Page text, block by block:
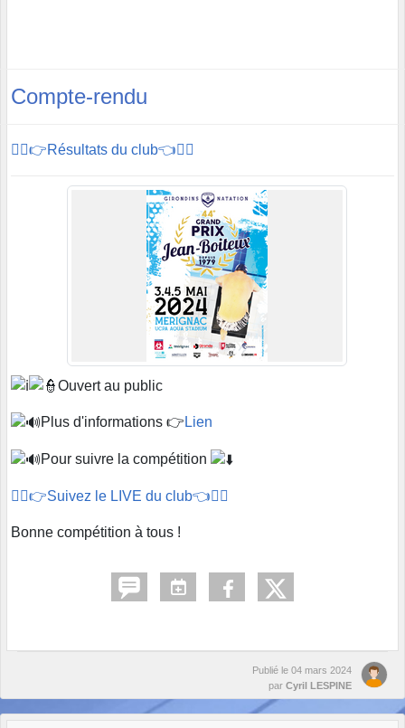
Compte-rendu
🏊‍♂️👉Résultats du club👈🏊‍♂️
Ouvert au public
Plus d'informations 👉 Lien
Pour suivre la compétition
🏊‍♂️👉Suivez le LIVE du club👈🏊‍♂️
Bonne compétition à tous !
Publié le 04 mars 2024
par Cyril LESPINE